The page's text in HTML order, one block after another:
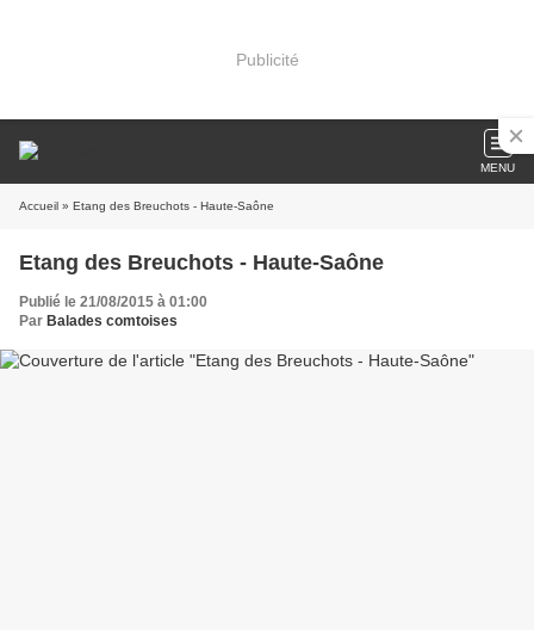
Publicité
MENU
Accueil » Etang des Breuchots - Haute-Saône
Etang des Breuchots - Haute-Saône
Publié le 21/08/2015 à 01:00
Par Balades comtoises